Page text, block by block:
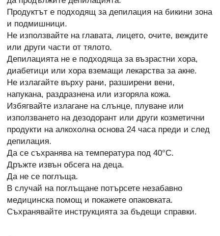
Продуктът е подходящ за депилация на бикини зона
и подмишници.
Не използвайте на главата, лицето, очите, веждите
или други части от тялото.
Депилацията не е подходяща за възрастни хора,
диабетици или хора вземащи лекарства за акне.
Не излагайте върху рани, разширени вени,
напукана, раздразнена или изгоряла кожа.
Избягвайте излагане на слънце, плуване или
използването на дезодорант или други козметични
продукти на алкохолна основа 24 часа преди и след
депилация.
Да се съхранява на температура под 40°C.
Дръжте извън обсега на деца.
Да не се поглъща.
В случай на поглъщане потърсете незабавно
медицинска помощ и покажете опаковката.
Съхранявайте инструкцията за бъдещи справки.